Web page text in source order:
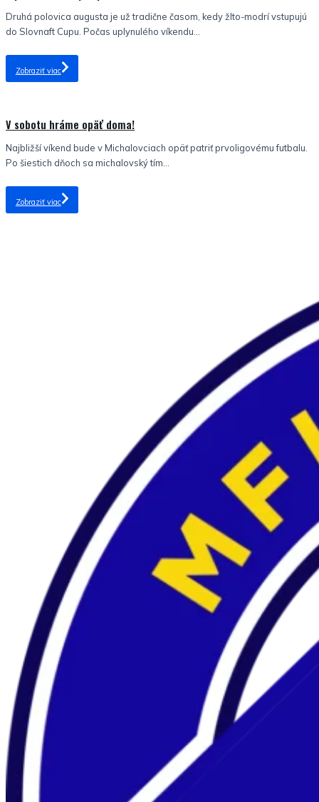
Druhá polovica augusta je už tradične časom, kedy žlto-modrí vstupujú
do Slovnaft Cupu. Počas uplynulého víkendu...
Zobraziť viac
V sobotu hráme opäť doma!
Najbližší víkend bude v Michalovciach opäť patriť prvoligovému futbalu.
Po šiestich dňoch sa michalovský tím...
Zobraziť viac